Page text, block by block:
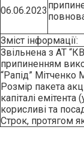
06.06.2023
Зміст інформації:
Звільнена з АТ
припиненням
“Рапід” Мітченко
Розмiр пакета
капiталi емiтента
корисливi та
Строк, протягом